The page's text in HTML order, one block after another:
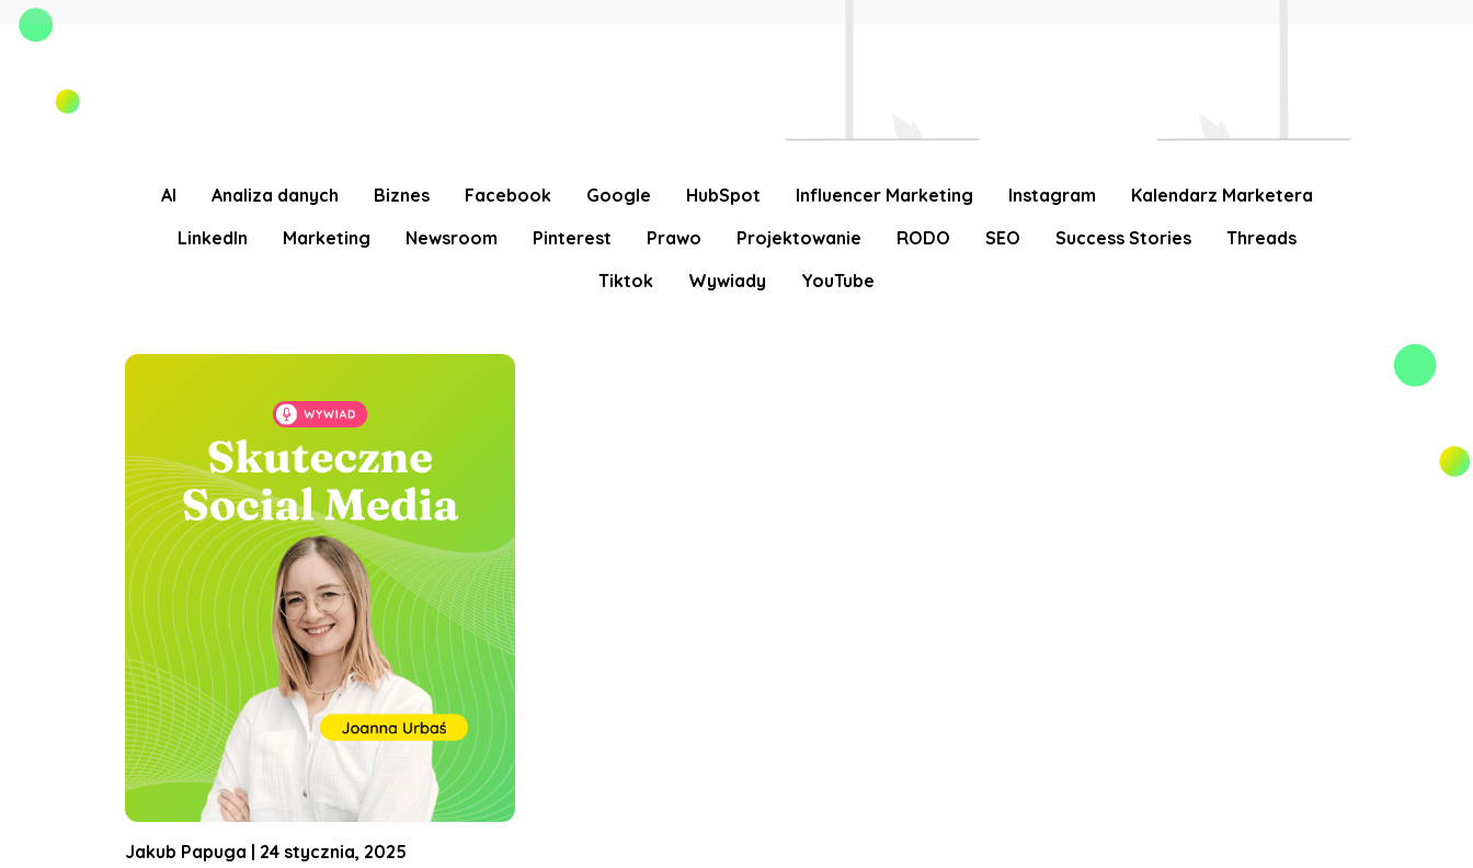
AI Analiza danych Biznes Facebook Google HubSpot Influencer Marketing Instagram
Kalendarz Marketera
LinkedIn
Marketing Newsroom Pinterest Prawo Projektowanie RODO SEO Success Stories
Threads
Tiktok
Wywiady YouTube
Jakub Papuga | 24 stycznia, 2025